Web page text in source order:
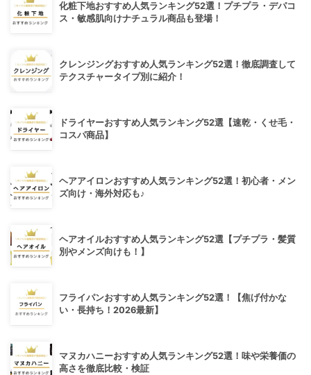
化粧下地おすすめ人気ランキング52選！プチプラ・デパコ
ス・敏感肌向けナチュラル商品も登場！
クレンジングおすすめ人気ランキング52選！徹底調査して
テクスチャータイプ別に紹介！
ドライヤーおすすめ人気ランキング52選【速乾・くせ毛・
コスパ商品】
ヘアアイロンおすすめ人気ランキング52選！初心者・メン
ズ向け・海外対応も♪
ヘアオイルおすすめ人気ランキング52選【プチプラ・髪質
別やメンズ向けも！】
フライパンおすすめ人気ランキング52選！【焦げ付かな
い・長持ち！2026最新】
マヌカハニーおすすめ人気ランキング52選！味や栄養価の
高さを徹底比較・検証